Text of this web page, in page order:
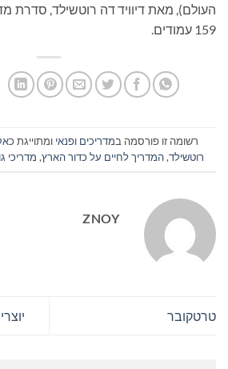
159 עמודים.
רשומה זו פורסמה במדריכים ופנאי ומתוייגת כ
רוטשילד,המדריך לחיים על כדור הארץ, מדריכי
ZNOY
טרטקובר